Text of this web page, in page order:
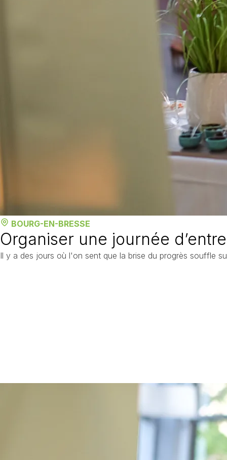
BOURG-EN-BRESSE
Organiser une journée
Il y a des jours où l'on sent que la brise du progrès souffle